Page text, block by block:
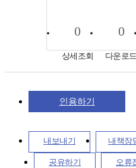
0
상세조회
0
다운로드
인용하기
내보내기 내책장
공유하기 오류